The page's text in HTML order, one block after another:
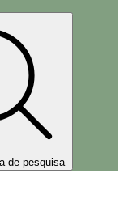
de pesquisa